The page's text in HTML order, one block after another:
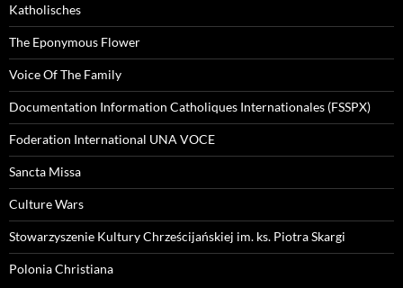
Katholisches
The Eponymous Flower
Voice Of The Family
Documentation Information Catholiques Internationales (FSSPX)
Foderation International UNA VOCE
Sancta Missa
Culture Wars
Stowarzyszenie Kultury Chrześcijańskiej im. ks. Piotra Skargi
Polonia Christiana